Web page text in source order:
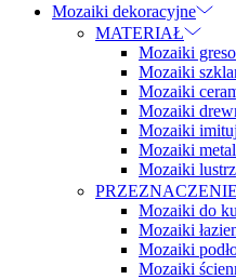
Mozaiki dekoracyjne
MATERIAŁ
Mozaiki
Mozaiki
Mozaiki
Mozaiki
Mozaiki
Mozaiki
Mozaiki
PRZEZNACZENIE
Mozaiki do
Mozaiki
Mozaiki
Mozaiki